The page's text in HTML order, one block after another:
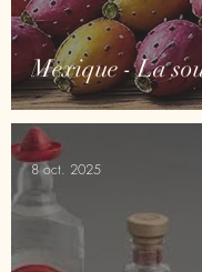
Mexique - La
8 oct. 2025